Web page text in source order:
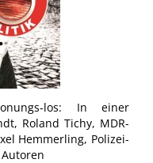
los: In einer
Roland Tichy, MDR-
Hemmerling, Polizei-